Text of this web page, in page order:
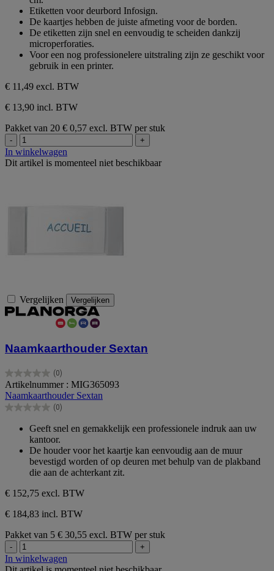
sterren.
Etiketten voor deurbord Infosign.
De kaartjes hebben de juiste afmeting voor de borden.
De etiketten zijn snel en eenvoudig te scheiden dankzij
microperforaties.
Voor een nog professionelere uitstraling zijn ze geschikt voor
gebruik in een printer.
€ 11,49 excl. BTW
€ 13,90 incl. BTW
Pakket van 20 € 0,57 excl. BTW per stuk
- +
In winkelwagen
Dit artikel is momenteel niet beschikbaar
Vergelijken Vergelijken
Naamkaarthouder Sextan
(0)
0.0
van
de
5
Artikelnummer : MIG365093
Naamkaarthouder Sextan
(0)
0.0
sterren.
Geeft snel en gemakkelijk een professionele indruk aan uw
kantoor.
De houder voor het kaartje kan eenvoudig aan de muur
bevestigd worden of op deuren met behulp van de plakband
die aan de achterkant zit.
€ 152,75 excl. BTW
€ 184,83 incl. BTW
Pakket van 5 € 30,55 excl. BTW per stuk
- +
In winkelwagen